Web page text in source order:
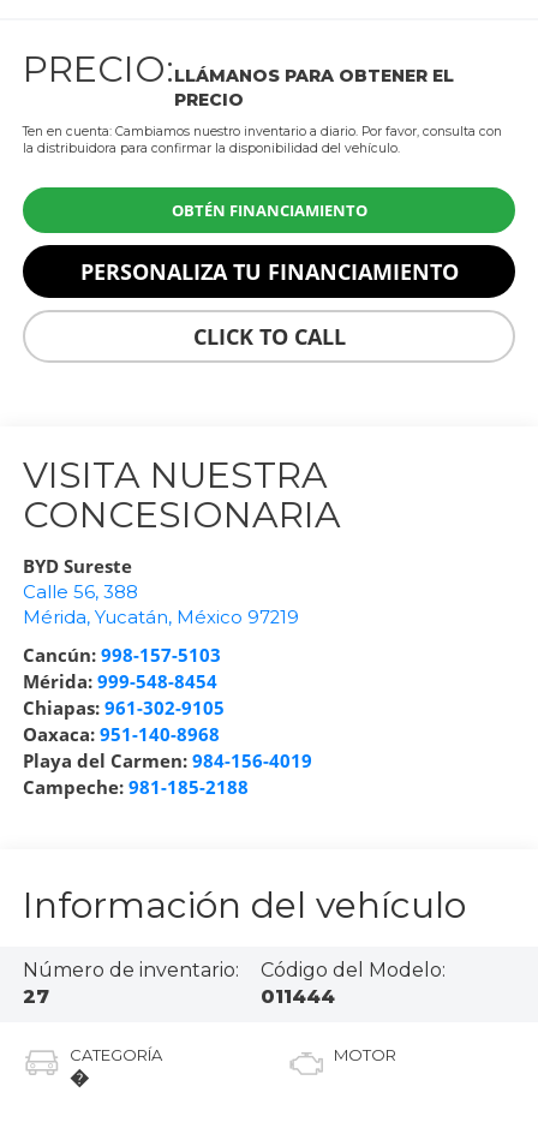
PRECIO:LLÁMANOS PARA OBTENER EL
PRECIO
Ten en cuenta: Cambiamos nuestro inventario a diario. Por favor, consulta con
la distribuidora para confirmar la disponibilidad del vehículo.
OBTÉN FINANCIAMIENTO
PERSONALIZA TU FINANCIAMIENTO
CLICK TO CALL
VISITA NUESTRA
CONCESIONARIA
BYD Sureste
Calle 56, 388
Mérida, Yucatán, México 97219
Cancún: 998-157-5103
Mérida: 999-548-8454
Chiapas: 961-302-9105
Oaxaca: 951-140-8968
Playa del Carmen: 984-156-4019
Campeche: 981-185-2188
Información del vehículo
Número de inventario:
27
Código del Modelo:
011444
CATEGORÍA
�
MOTOR